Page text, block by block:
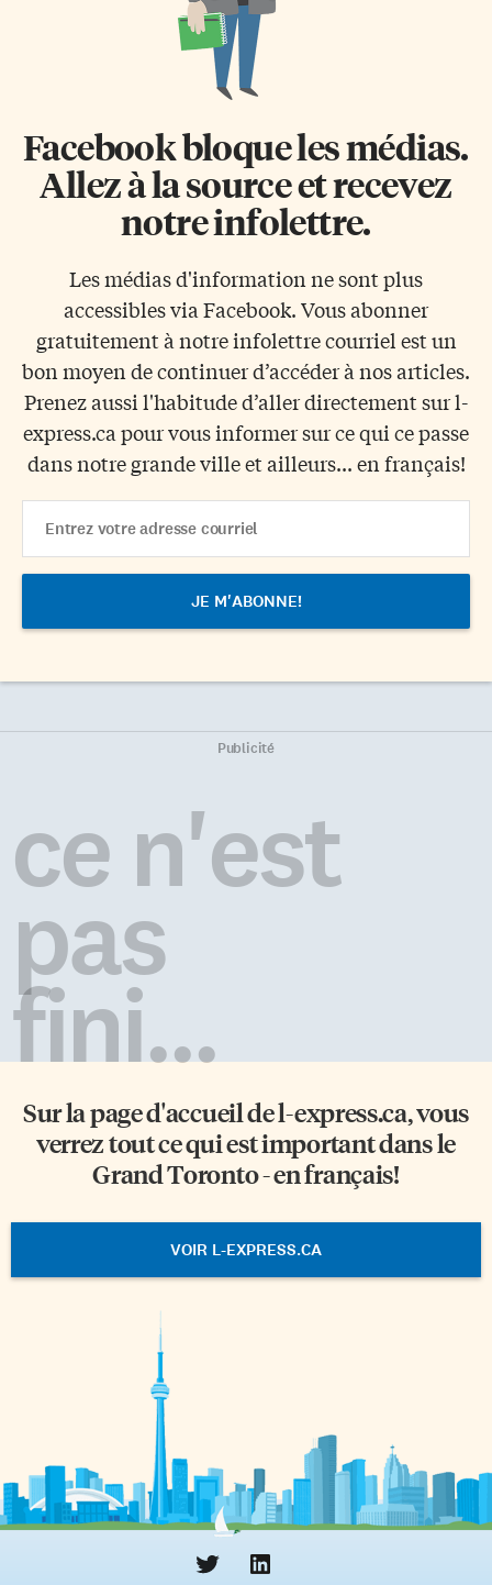
Facebook bloque les médias.
Allez à la source et recevez
notre infolettre.
Les médias d'information ne sont plus
accessibles via Facebook. Vous abonner
gratuitement à notre infolettre courriel est un
bon moyen de continuer d’accéder à nos articles.
Prenez aussi l'habitude d’aller directement sur l-
express.ca pour vous informer sur ce qui ce passe
dans notre grande ville et ailleurs... en français!
Address
Publicité
ce n'est
pas
fini...
Sur la page d'accueil del-express.ca, vous
verrez tout ce qui est important dans le
Grand Toronto - en français!
VOIR L-EXPRESS.CA